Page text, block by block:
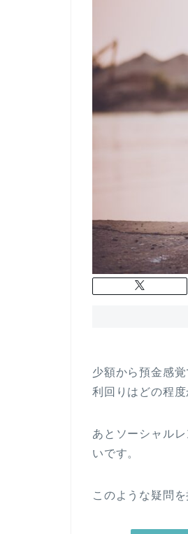
少額から預金感
利回りはどの程
あとソーシャル
いです。
このような疑問